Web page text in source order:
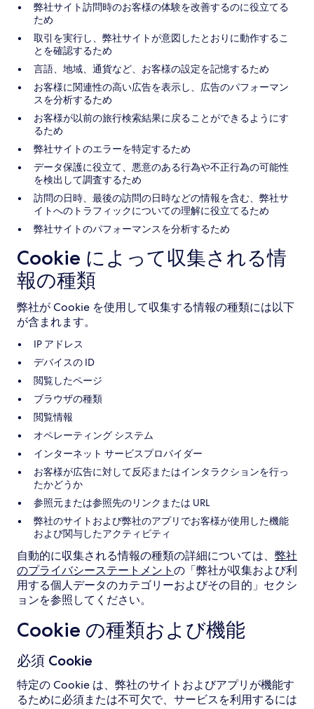
弊社サイト訪問時のお客様の体験を改善するのに役立てる
ため
取引を実行し、弊社サイトが意図したとおりに動作するこ
とを確認するため
言語、地域、通貨など、お客様の設定を記憶するため
お客様に関連性の高い広告を表示し、広告のパフォーマン
スを分析するため
お客様が以前の旅行検索結果に戻ることができるようにす
るため
弊社サイトのエラーを特定するため
データ保護に役立て、悪意のある行為や不正行為の可能性
を検出して調査するため
訪問の日時、最後の訪問の日時などの情報を含む、弊社サ
イトへのトラフィックについての理解に役立てるため
弊社サイトのパフォーマンスを分析するため
Cookie によって収集される情
報の種類
弊社が Cookie を使用して収集する情報の種類には以下
が含まれます。
IP アドレス
デバイスの ID
閲覧したページ
ブラウザの種類
閲覧情報
オペレーティング システム
インターネット サービスプロバイダー
お客様が広告に対して反応またはインタラクションを行っ
たかどうか
参照元または参照先のリンクまたは URL
弊社のサイトおよび弊社のアプリでお客様が使用した機能
および関与したアクティビティ
自動的に収集される情報の種類の詳細については、 弊社
のプライバシーステートメントの「弊社が収集および利
用する個人データのカテゴリーおよびその目的」セクシ
ョンを参照してください。
Cookie の種類および機能
必須 Cookie
特定の Cookie は、弊社のサイトおよびアプリが機能す
るために必須または不可欠で、サービスを利用するには